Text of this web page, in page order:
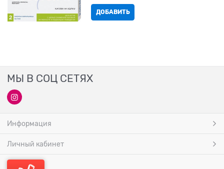
ДОБАВИТЬ
МЫ В СОЦ СЕТЯХ
Информация
Личный кабинет